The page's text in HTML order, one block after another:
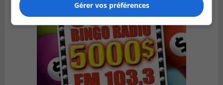
Gérer vos préférences